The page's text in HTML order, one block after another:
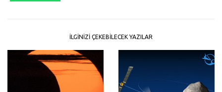
İLGINIZI ÇEKEBILECEK YAZILAR